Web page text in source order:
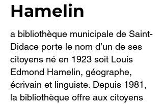
Hamelin
a bibliothèque municipale de Saint-
Didace porte le nom d’un de ses
citoyens né en 1923 soit Louis
Edmond Hamelin, géographe,
écrivain et linguiste. Depuis 1981,
la bibliothèque offre aux citoyens